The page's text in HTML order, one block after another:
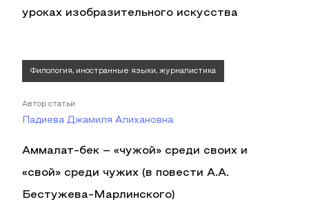
уроках изобразительного искусства
Филология, иностранные языки, журналистика
Автор статьи
Падиева Джамиля Алихановна
Аммалат-бек – «чужой» среди своих и
«свой» среди чужих (в повести А.А.
Бестужева-Марлинского)